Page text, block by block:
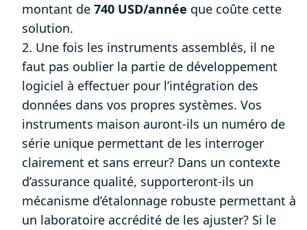
montant de 740 USD/année que coûte cette
solution.
2. Une fois les instruments assemblés, il ne
faut pas oublier la partie de développement
logiciel à effectuer pour l’intégration des
données dans vos propres systèmes. Vos
instruments maison auront-ils un numéro de
série unique permettant de les interroger
clairement et sans erreur? Dans un contexte
d’assurance qualité, supporteront-ils un
mécanisme d’étalonnage robuste permettant à
un laboratoire accrédité de les ajuster? Si le